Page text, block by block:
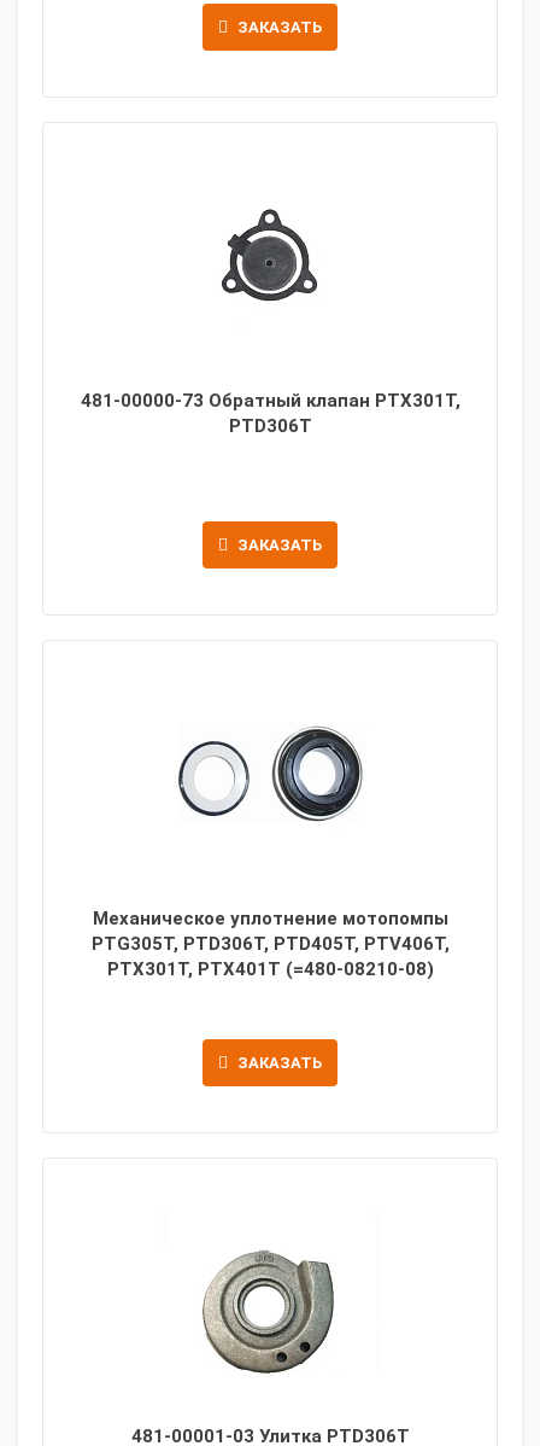
ЗАКАЗАТЬ
481-00000-73 Обратный клапан PTX301T,
PTD306T
ЗАКАЗАТЬ
Механическое уплотнение мотопомпы
PTG305T, PTD306T, PTD405T, PTV406T,
PTX301T, PTX401T (=480-08210-08)
ЗАКАЗАТЬ
481-00001-03 Улитка PTD306T